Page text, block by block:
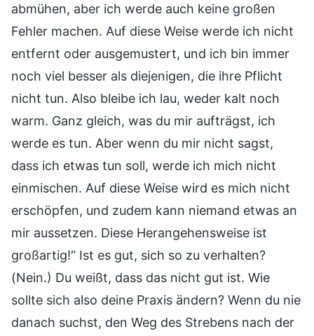
abmühen, aber ich werde auch keine großen
Fehler machen. Auf diese Weise werde ich nicht
entfernt oder ausgemustert, und ich bin immer
noch viel besser als diejenigen, die ihre Pflicht
nicht tun. Also bleibe ich lau, weder kalt noch
warm. Ganz gleich, was du mir aufträgst, ich
werde es tun. Aber wenn du mir nicht sagst,
dass ich etwas tun soll, werde ich mich nicht
einmischen. Auf diese Weise wird es mich nicht
erschöpfen, und zudem kann niemand etwas an
mir aussetzen. Diese Herangehensweise ist
großartig!“ Ist es gut, sich so zu verhalten?
(Nein.) Du weißt, dass das nicht gut ist. Wie
sollte sich also deine Praxis ändern? Wenn du nie
danach suchst, den Weg des Strebens nach der